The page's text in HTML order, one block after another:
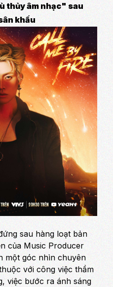
thủy âm nhạc" sau
khấu
sau hàng loạt bản
của Music Producer
một góc nhìn chuyên
với công việc thầm
việc bước ra ánh sáng